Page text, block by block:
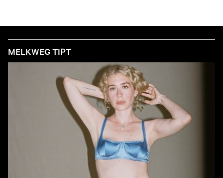
MELKWEG TIPT